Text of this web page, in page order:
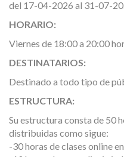
del 17-04-2026 al 31-07-
HORARIO:
Viernes de 18:00 a 20:00
DESTINATARIOS:
Destinado a todo tipo de
ESTRUCTURA:
Su estructura consta de 50
distribuidas como sigue:
-30 horas de clases online